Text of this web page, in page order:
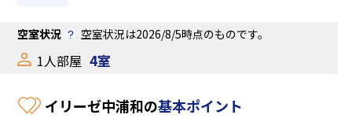
空室状況 空室状況は2026/8/5時点のものです。
1人部屋 4室
イリーゼ中浦和の基本ポイント